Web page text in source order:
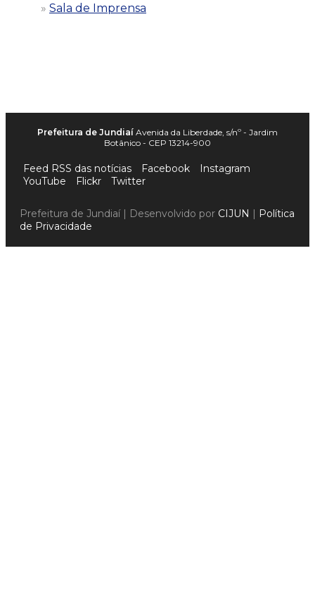
Sala de Imprensa
Prefeitura de Jundiaí Avenida da Liberdade, s/nº - Jardim
Botânico - CEP 13214-900
Feed RSS das notícias Facebook
Instagram
YouTube
Flickr Twitter
Prefeitura de Jundiaí | Desenvolvido por CIJUN | Política
de Privacidade